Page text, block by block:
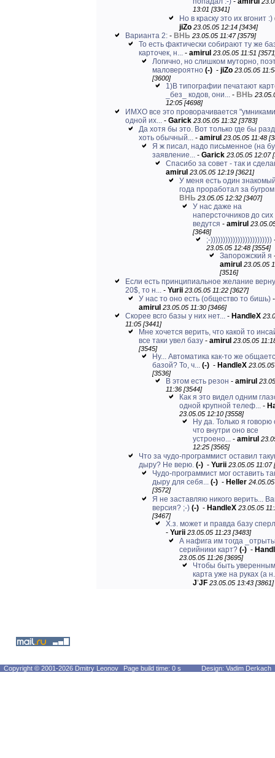
13:01 [3341]
Но в краску это их вгонит :)
jiZo 23.05.05 12:14 [3434]
Варианта 2: - ВНЬ 23.05.05 11:47 [3579]
То есть фактически собирают ту же
карточек, н... - amirul 23.05.05 11:51
Логично, но слишком муторно,
маловероятно (-) - jiZo 23.05.05
[3600]
1)В типографии печатают
_без_ кодов, они... - ВНЬ
12:05 [4698]
ИМХО все это проворачивается
одной их... - Garick 23.05.05 11:32 [3783]
Да хотя бы это. Вот только где бы
хоть обычный... - amirul 23.05.05 11:48
Я ж писал, надо письменное (на
заявление... - Garick 23.05.05 12:07
Спасибо за совет - так и
amirul 23.05.05 12:19 [3621]
У меня есть один
года проработал за
ВНЬ 23.05.05 12:32 [3407]
У нас даже на
наперсточников до
ведутся - amirul
[3648]
;-)))))))))))))))))))))))))
23.05.05 12:48 [3554]
Запорожский я
amirul 23.05.05
[3516]
Если есть принципиальное желание
20$, то н... - Yurii 23.05.05 11:22 [3627]
У нас то оно есть (общество то бишь) -
amirul 23.05.05 11:30 [3466]
Скорее всго базы у них нет... - HandleX
11:05 [3441]
Мне хочется верить, что какой то
все таки увел базу - amirul 23.05.05
[3545]
Ну... Автоматика как-то же
базой? То, ч... (-) - HandleX
[3536]
В этом есть резон - amirul
11:36 [3544]
Как я это видел одним
одной крупной телеф... -
23.05.05 12:10 [3558]
Ну да. Только я говорю
что внутри оно все
устроено... - amirul
12:25 [3565]
Что за чудо-программист оставил
дыру? Не верю. (-) - Yurii 23.05.05 11:07
Чудо-программист мог оставить
дыру для себя... (-) - Heller
[3572]
Я не заставляю никого верить...
версия? ;-) (-) - HandleX 23.05.05
[3467]
Х.з. может и правда базу
- Yurii 23.05.05 11:23 [3483]
А нафига им тогда
серийники карт? (-) -
23.05.05 11:26 [3695]
Чтобы быть
карта уже на руках (а
J'JF 23.05.05 13:43 [3861]
Copyright © 2001-2026 Dmitry Leonov Page build time: 0 s Design: Vadim Derkach